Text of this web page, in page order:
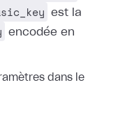
est la
encodée en
dans le